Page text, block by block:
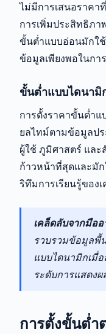
ไม่มีการเสนอราคา
การเพิ่มประสิทธิภา
ขั้นต่ำแบบอ่อนมักใช้
ข้อมูลเพียงพอในก
ขั้นต่ำแบบไดนามิ
การตั้งราคาขั้นต่ำแ
ยลไทม์ตามข้อมูลป
ผู้ใช้ ภูมิศาสตร์ แล
ก้าวหน้าที่สุดและมั
ริทึมการเรียนรู้ของเ
เคล็ดลับจากมือ
รวบรวมข้อมูลพื้
แบบไดนามิกเมื่
ระดับการแสดงผ
การตั้งขั้นต่ำ